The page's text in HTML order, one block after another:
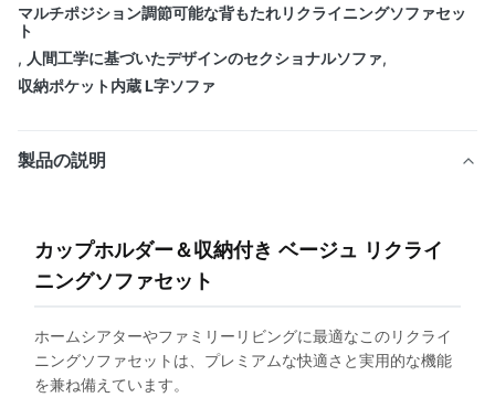
マルチポジション調節可能な背もたれリクライニングソファセッ
ト
, 人間工学に基づいたデザインのセクショナルソファ,
収納ポケット内蔵 L字ソファ
製品の説明
カップホルダー＆収納付き ベージュ リクライ
ニングソファセット
ホームシアターやファミリーリビングに最適なこのリクライ
ニングソファセットは、プレミアムな快適さと実用的な機能
を兼ね備えています。